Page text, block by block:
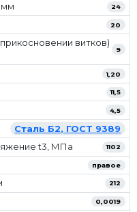
мм 24
20
витков)
9
1,20
11,5
4,5
Сталь Б2, ГОСТ 9389
t3, МПа
1102
правое
212
0,0019